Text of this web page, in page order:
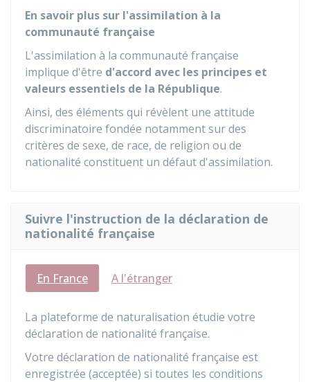
En savoir plus sur l'assimilation à la
communauté française
L'assimilation à la communauté française
implique d'être d'accord avec les principes et
valeurs essentiels de la République.
Ainsi, des éléments qui révèlent une attitude
discriminatoire fondée notamment sur des
critères de sexe, de race, de religion ou de
nationalité constituent un défaut d'assimilation.
Suivre l'instruction de la déclaration de
nationalité française
En France A l'étranger
La plateforme de naturalisation étudie votre
déclaration de nationalité française.
Votre déclaration de nationalité française est
enregistrée (acceptée) si toutes les conditions